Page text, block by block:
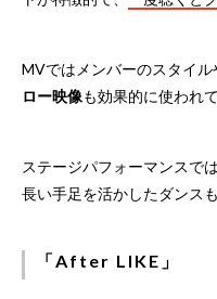
MVではメンバーのスタイル
ロー映像も効果的に使われ
ステージパフォーマンスで
長い手足を活かしたダンス
「After LIKE」